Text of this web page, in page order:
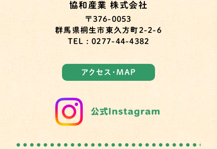
協和産業 株式会社
〒376-0053
群馬県桐生市東久方町2-2-6
TEL : 0277-44-4382
アクセス・MAP